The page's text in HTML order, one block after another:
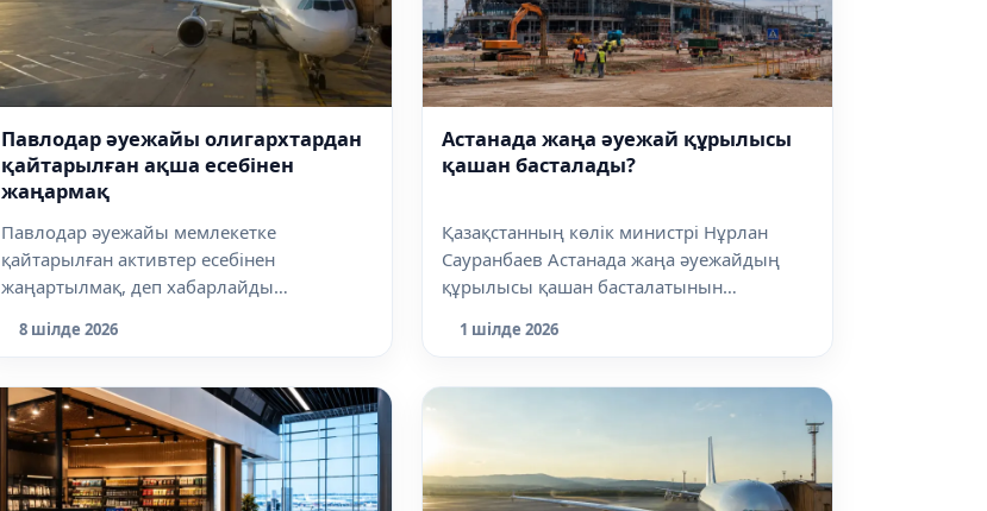
Павлодар әуежайы олигархтардан
қайтарылған ақша есебінен
жаңармақ
Павлодар әуежайы мемлекетке
қайтарылған активтер есебінен
жаңартылмақ, деп хабарлайды
8 шілде 2026
Астанада жаңа әуежай құрылысы
қашан басталады?
Қазақстанның көлік министрі Нұрлан
Сауранбаев Астанада жаңа әуежайдың
құрылысы қашан басталатынын
1 шілде 2026